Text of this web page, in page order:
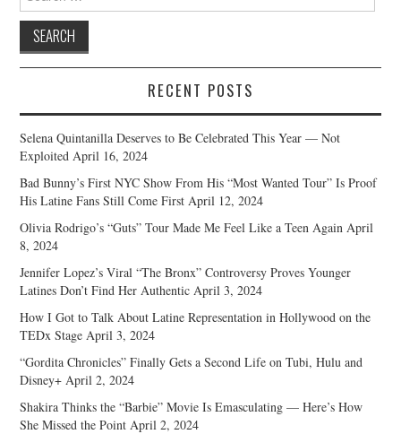
for:
RECENT POSTS
Selena Quintanilla Deserves to Be Celebrated This Year — Not
Exploited April 16, 2024
Bad Bunny’s First NYC Show From His “Most Wanted Tour” Is Proof
His Latine Fans Still Come First April 12, 2024
Olivia Rodrigo’s “Guts” Tour Made Me Feel Like a Teen Again April
8, 2024
Jennifer Lopez’s Viral “The Bronx” Controversy Proves Younger
Latines Don’t Find Her Authentic April 3, 2024
How I Got to Talk About Latine Representation in Hollywood on the
TEDx Stage April 3, 2024
“Gordita Chronicles” Finally Gets a Second Life on Tubi, Hulu and
Disney+ April 2, 2024
Shakira Thinks the “Barbie” Movie Is Emasculating — Here’s How
She Missed the Point April 2, 2024